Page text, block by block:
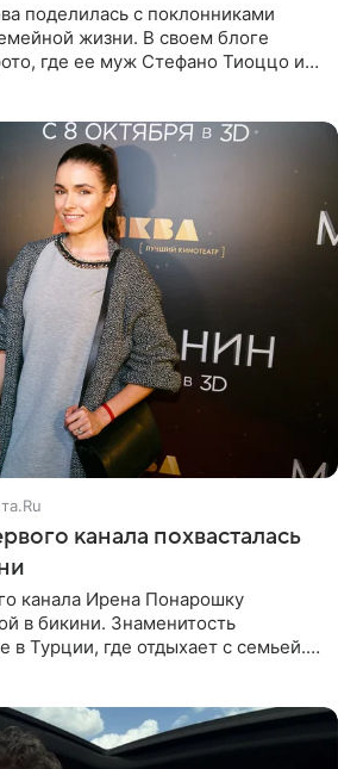
поделилась с поклонниками
жизни. В своем блоге
где ее муж Стефано Тиоццо и
канала похвасталась
канала Ирена Понарошку
в бикини. Знаменитость
в Турции, где отдыхает с семьей.